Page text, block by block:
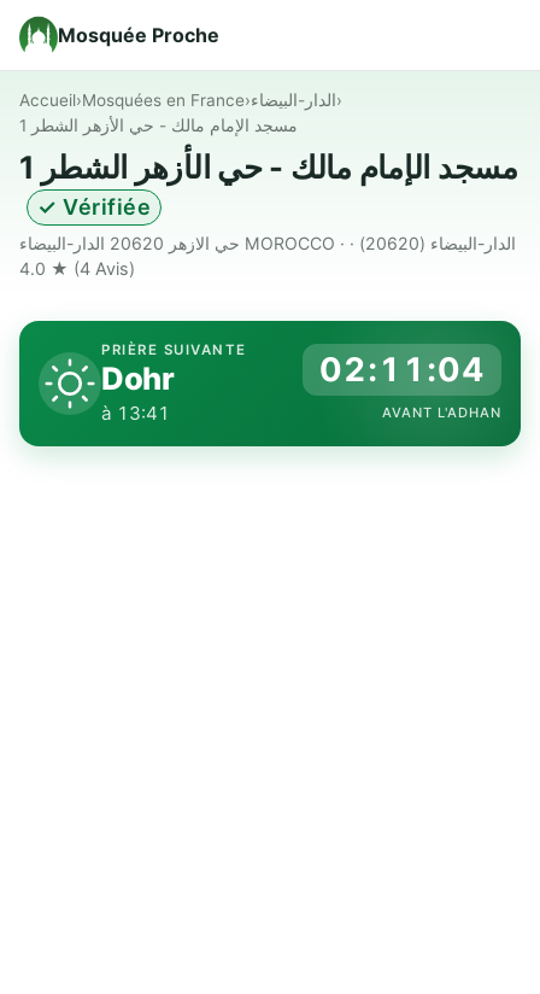
Mosquée Proche
Accueil›Mosquées en France›الدار-البيضاء›
مسجد الإمام مالك - حي الأزهر الشطر 1
مسجد الإمام مالك - حي الأزهر الشطر 1
✓ Vérifiée
حي الازهر 20620 الدار-البيضاء MOROCCO · الدار-البيضاء (20620) ·
(4 Avis)
PRIÈRE SUIVANTE
Dohr
à 13:41
02:11:03
AVANT L'ADHAN